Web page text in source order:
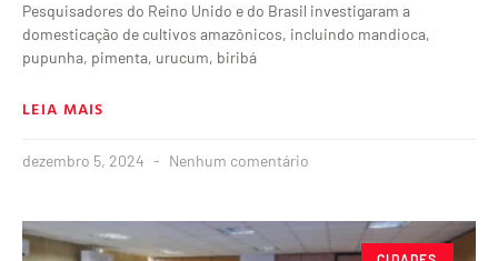
Pesquisadores do Reino Unido e do Brasil investigaram a
domesticação de cultivos amazônicos, incluindo mandioca,
pupunha, pimenta, urucum, biribá
LEIA MAIS
dezembro 5, 2024 Nenhum comentário